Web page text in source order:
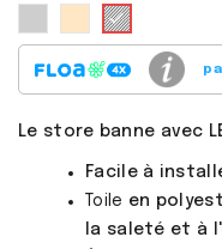
Gris BeigeRayures
Gris/Blanc
Le store banne avec
Facile à
Toile en
la saleté et à